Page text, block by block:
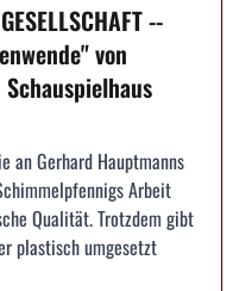
--
von
an Gerhard Hauptmanns
Arbeit
Qualität. Trotzdem gibt
plastisch umgesetzt